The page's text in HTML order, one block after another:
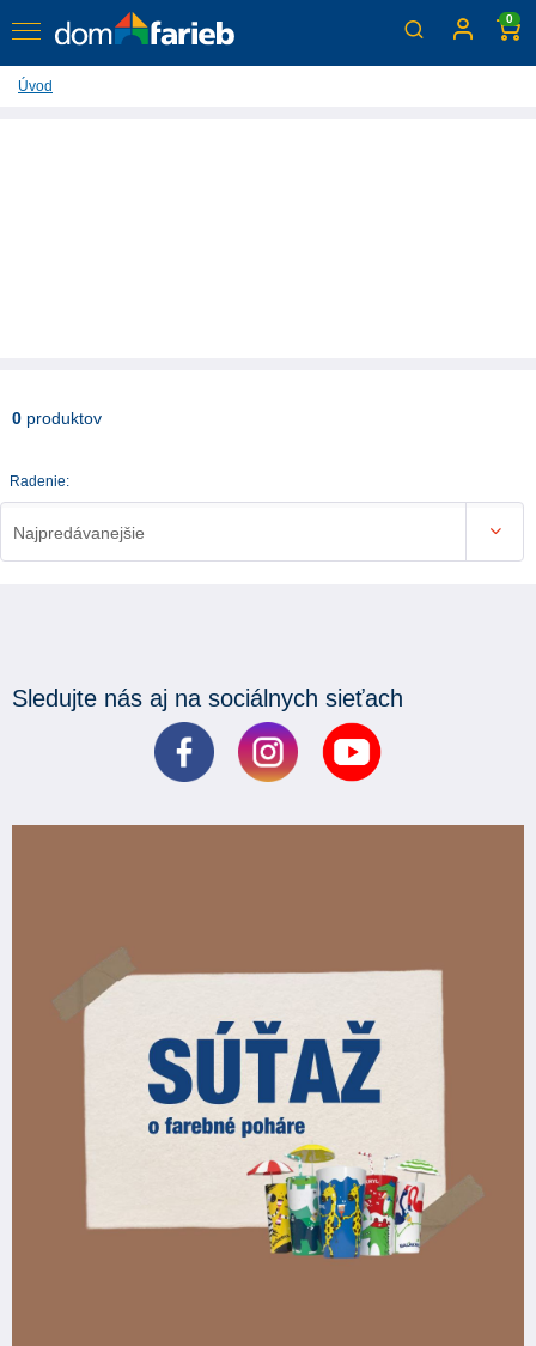
0
Úvod
0 produktov
Radenie:
Najpredávanejšie
Sledujte nás aj na sociálnych sieťach